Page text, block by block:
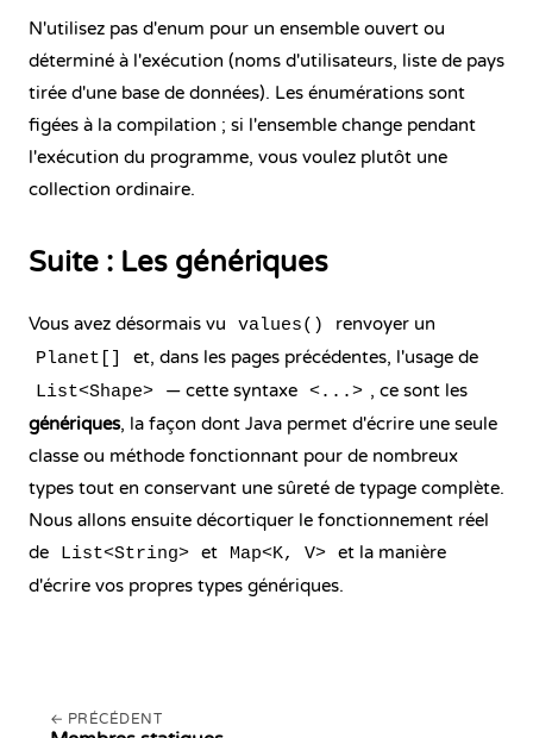
N'utilisez pas d'enum pour un ensemble ouvert ou
déterminé à l'exécution (noms d'utilisateurs, liste de pays
tirée d'une base de données). Les énumérations sont
figées à la compilation ; si l'ensemble change pendant
l'exécution du programme, vous voulez plutôt une
collection ordinaire.
Suite : Les génériques
Vous avez désormais vu values() renvoyer un
Planet[] et, dans les pages précédentes, l'usage de
List<Shape> — cette syntaxe <...> , ce sont les
génériques, la façon dont Java permet d'écrire une seule
classe ou méthode fonctionnant pour de nombreux
types tout en conservant une sûreté de typage complète.
Nous allons ensuite décortiquer le fonctionnement réel
de
List<String> et Map<K, V> et la manière
d'écrire vos propres types génériques.
PRÉCÉDENT